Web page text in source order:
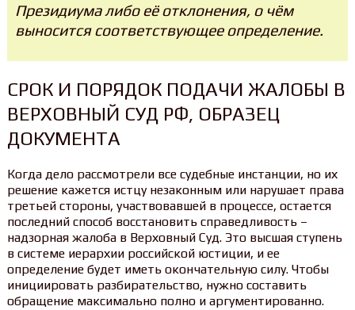
Президиума либо её отклонения, о чём
выносится соответствующее определение.
СРОК И ПОРЯДОК ПОДАЧИ ЖАЛОБЫ В
ВЕРХОВНЫЙ СУД РФ, ОБРАЗЕЦ
ДОКУМЕНТА
Когда дело рассмотрели все судебные инстанции, но их
решение кажется истцу незаконным или нарушает права
третьей стороны, участвовавшей в процессе, остается
последний способ восстановить справедливость –
надзорная жалоба в Верховный Суд. Это высшая ступень
в системе иерархии российской юстиции, и ее
определение будет иметь окончательную силу. Чтобы
инициировать разбирательство, нужно составить
обращение максимально полно и аргументированно.